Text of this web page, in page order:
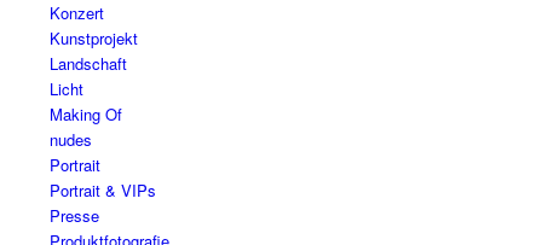
Konzert
Kunstprojekt
Landschaft
Licht
Making Of
nudes
Portrait
Portrait & VIPs
Presse